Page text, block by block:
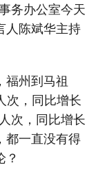
务办公室今天
人陈斌华主持
州到马祖
次，同比增长
次，同比增长
都一直没有得
？